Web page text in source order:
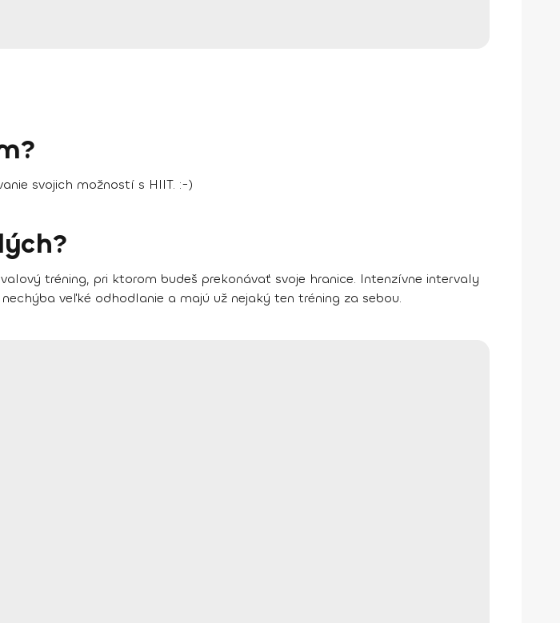
svojich možností s HIIT. :-)
tréning, pri ktorom budeš prekonávať svoje hranice. Intenzívne intervaly
veľké odhodlanie a majú už nejaký ten tréning za sebou.